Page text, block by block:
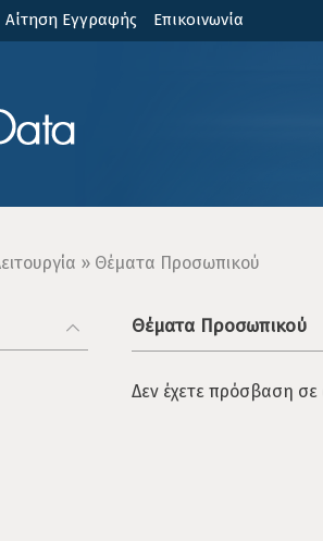
Αίτηση Εγγραφής Επικοινωνία
Θέματα Προσωπικού
Θέματα Προσωπικού
Δεν έχετε πρόσβαση σε